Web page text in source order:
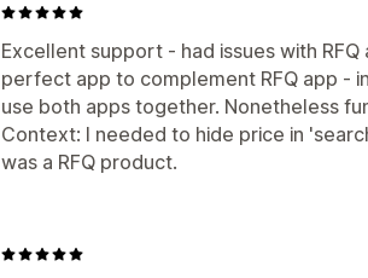
Excellent support - had issues with
perfect app to complement RFQ app -
use both apps together. Nonetheless
Context: I needed to hide price in
was a RFQ product.